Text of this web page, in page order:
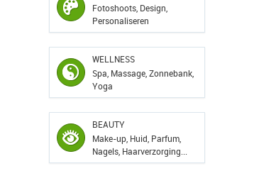
Fotoshoots, Design,
Personaliseren
WELLNESS
Spa, Massage, Zonnebank,
Yoga
BEAUTY
Make-up, Huid, Parfum,
Nagels, Haarverzorging...